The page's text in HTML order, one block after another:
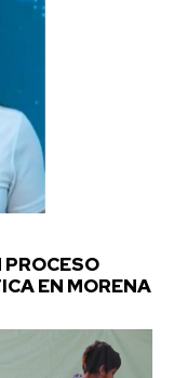
EN MORENA